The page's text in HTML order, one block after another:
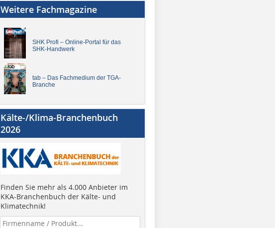
Weitere Fachmagazine
SHK Profi – Online-Portal für das
SHK-Handwerk
tab – Das Fachmedium der TGA-
Branche
Kälte-/Klima-Branchenbuch
2026
Finden Sie mehr als 4.000 Anbieter im
KKA-Branchenbuch der Kälte- und
Klimatechnik!